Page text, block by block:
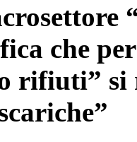
che
rifiuti”